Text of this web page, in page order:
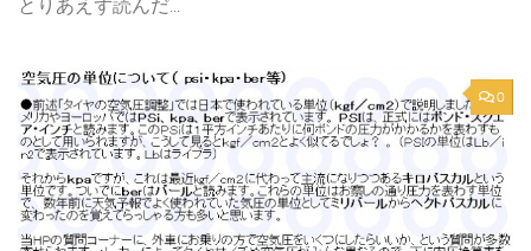
とりあえず読んだ...
0